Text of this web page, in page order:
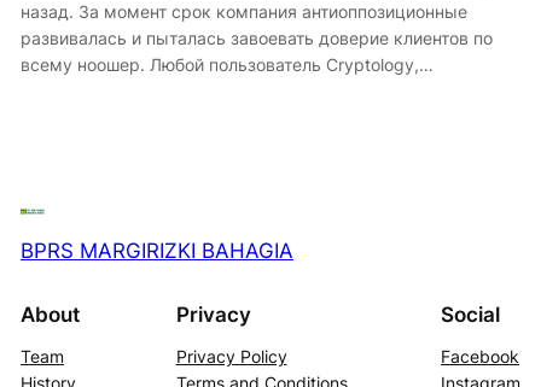
назад. За момент срок компания антиоппозиционные
развивалась и пыталась завоевать доверие клиентов по
всему ноошер. Любой пользователь Cryptology,…
BPRS MARGIRIZKI BAHAGIA
About
Team
Privacy
Privacy Policy
Social
Facebook